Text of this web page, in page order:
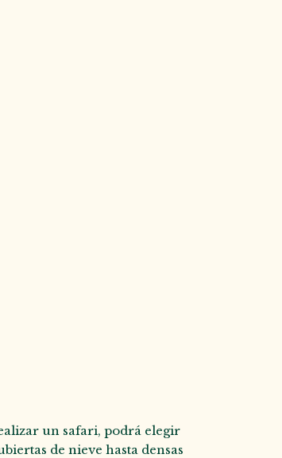
un safari, podrá elegir
de nieve hasta densas